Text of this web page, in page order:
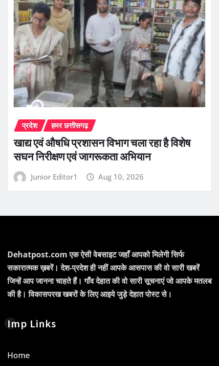
प्रदेश हमर छत्तीसगढ़
खाद्य एवं औषधि प्रशासन विभाग चला रहा है विशेष
सघन निरीक्षण एवं जागरूकता अभियान
Junior Editor1 Aug 10, 2026
Dehatpost.com एक ऐसी वेबसाइट जहाँ आपको मिलेगी सिर्फ
सकारात्मक ख़बरें। देश-प्रदेश ही नहीं आपके आसपास की वो सारी खबरें
जिन्हें आप जानना चाहते हैं। गाँव देहात की वो सारी सूचनाएं जो आपके मतलब
की है। विकासपरख खबरों के लिए आइये जुड़े देहात पोस्ट से।
Imp Links
Home